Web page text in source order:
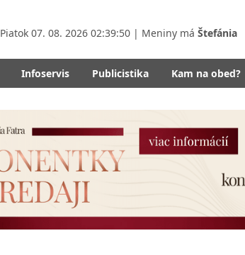
Piatok 07. 08. 2026 02:39:51 | Meniny má Štefánia
Infoservis Publicistika Kam na obed?